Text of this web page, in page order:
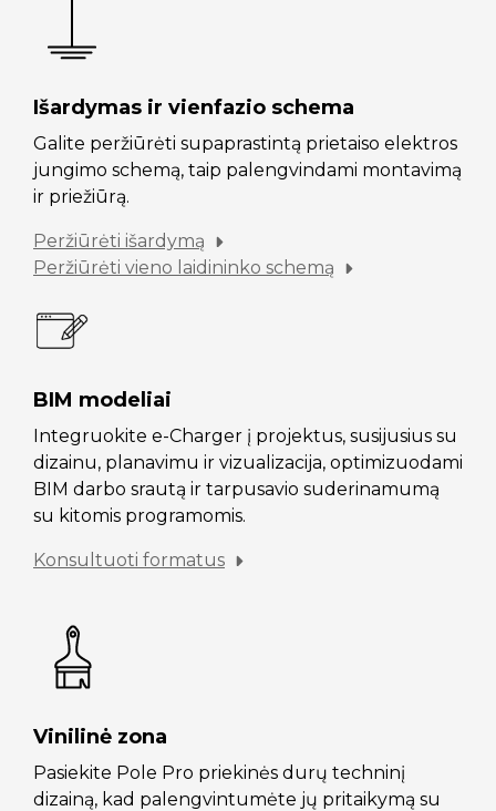
Išardymas ir vienfazio schema
Galite peržiūrėti supaprastintą prietaiso elektros
jungimo schemą, taip palengvindami montavimą
ir priežiūrą.
Peržiūrėti išardymą
Peržiūrėti vieno laidininko schemą
BIM modeliai
Integruokite e-Charger į projektus, susijusius su
dizainu, planavimu ir vizualizacija, optimizuodami
BIM darbo srautą ir tarpusavio suderinamumą
su kitomis programomis.
Konsultuoti formatus
Vinilinė zona
Pasiekite Pole Pro priekinės durų techninį
dizainą, kad palengvintumėte jų pritaikymą su